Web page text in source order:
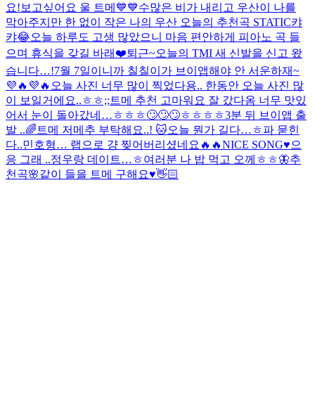
요! 보고싶어요 울 트메💙💙수많은 비가 내리고 우산이 나를
막아주지만 한 없이 작은 나의 우산 오늘의 추천곡 STATIC캬
캬😂오늘 하루도 고생 많았으니 마음 편안하게 피아노 곡 들
으며 휴식을 갖길 바래❤️퇴근~오늘의 TMI 새 신발을 신고 왔
습니다…!7월 7일이니까 칠칠이가 브이앱해야 안 서운하재~
💜🔥💜🔥 오늘 사진 너무 많이 찍었다용.. 한동안 오늘 사진 많
이 보일거에요..ㅎㅎ;; 트메 추천 고마워요 잘 갔다옴 너무 맛있
어서 눈이 돌아갔네…ㅎㅎㅎ🙄🙄🙄ㅎㅎㅎㅎ3분 뒤 브이앱 출
발 ..🌈 트메 저메추 부탁해요..! 🐱오늘 뭔가 길다…ㅎ파 묻힌
다..민호형… 랩으로 걍 찢어버리셨네요🔥🔥NICE SONG♥️으
응 그래 ..정우랑 데이트…ㅎ여러분 나 밥 먹고 오께ㅎㅎ🦋추
천곡🌸같이 들을 트메 구해요♥️👋🏻